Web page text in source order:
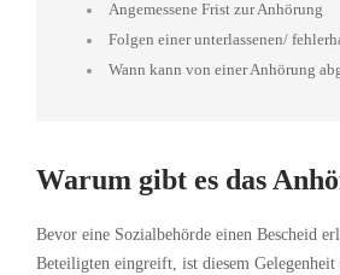
Angemessene Frist zur Anhörung
Folgen einer unterlassenen/
Wann kann von einer Anhörung
Warum gibt es das
Bevor eine Sozialbehörde einen Bescheid
Beteiligten eingreift, ist diesem Gelegenheit